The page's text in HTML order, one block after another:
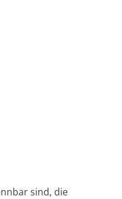
sind, die